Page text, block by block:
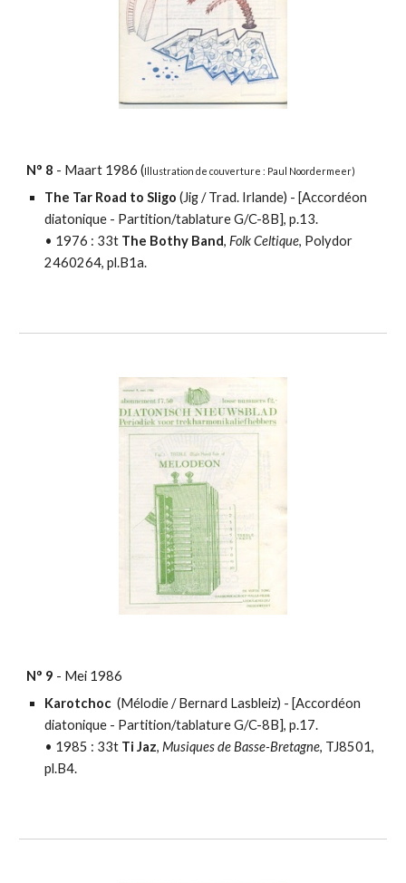
N° 8 - Maart 1986 (Illustration de couverture : Paul Noordermeer)
The Tar Road to Sligo (Jig / Trad. Irlande) - [Accordéon
diatonique - Partition/tablatureG/C-8B], p.13.
• 1976 : 33t The Bothy Band,Folk Celtique, Polydor
2460264, pl.B1a.
N° 9 - Mei 1986
Karotchoc (Mélodie / Bernard Lasbleiz) - [Accordéon
diatonique - Partition/tablatureG/C-8B], p.17.
• 1985 : 33t Ti Jaz,Musiques de Basse-Bretagne, TJ8501,
pl.B4.